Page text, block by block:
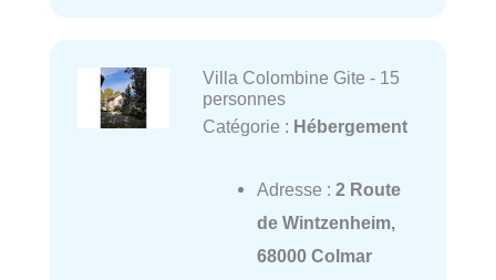
Villa Colombine Gite - 15
personnes
Catégorie : Hébergement
Adresse : 2 Route
de Wintzenheim,
68000 Colmar